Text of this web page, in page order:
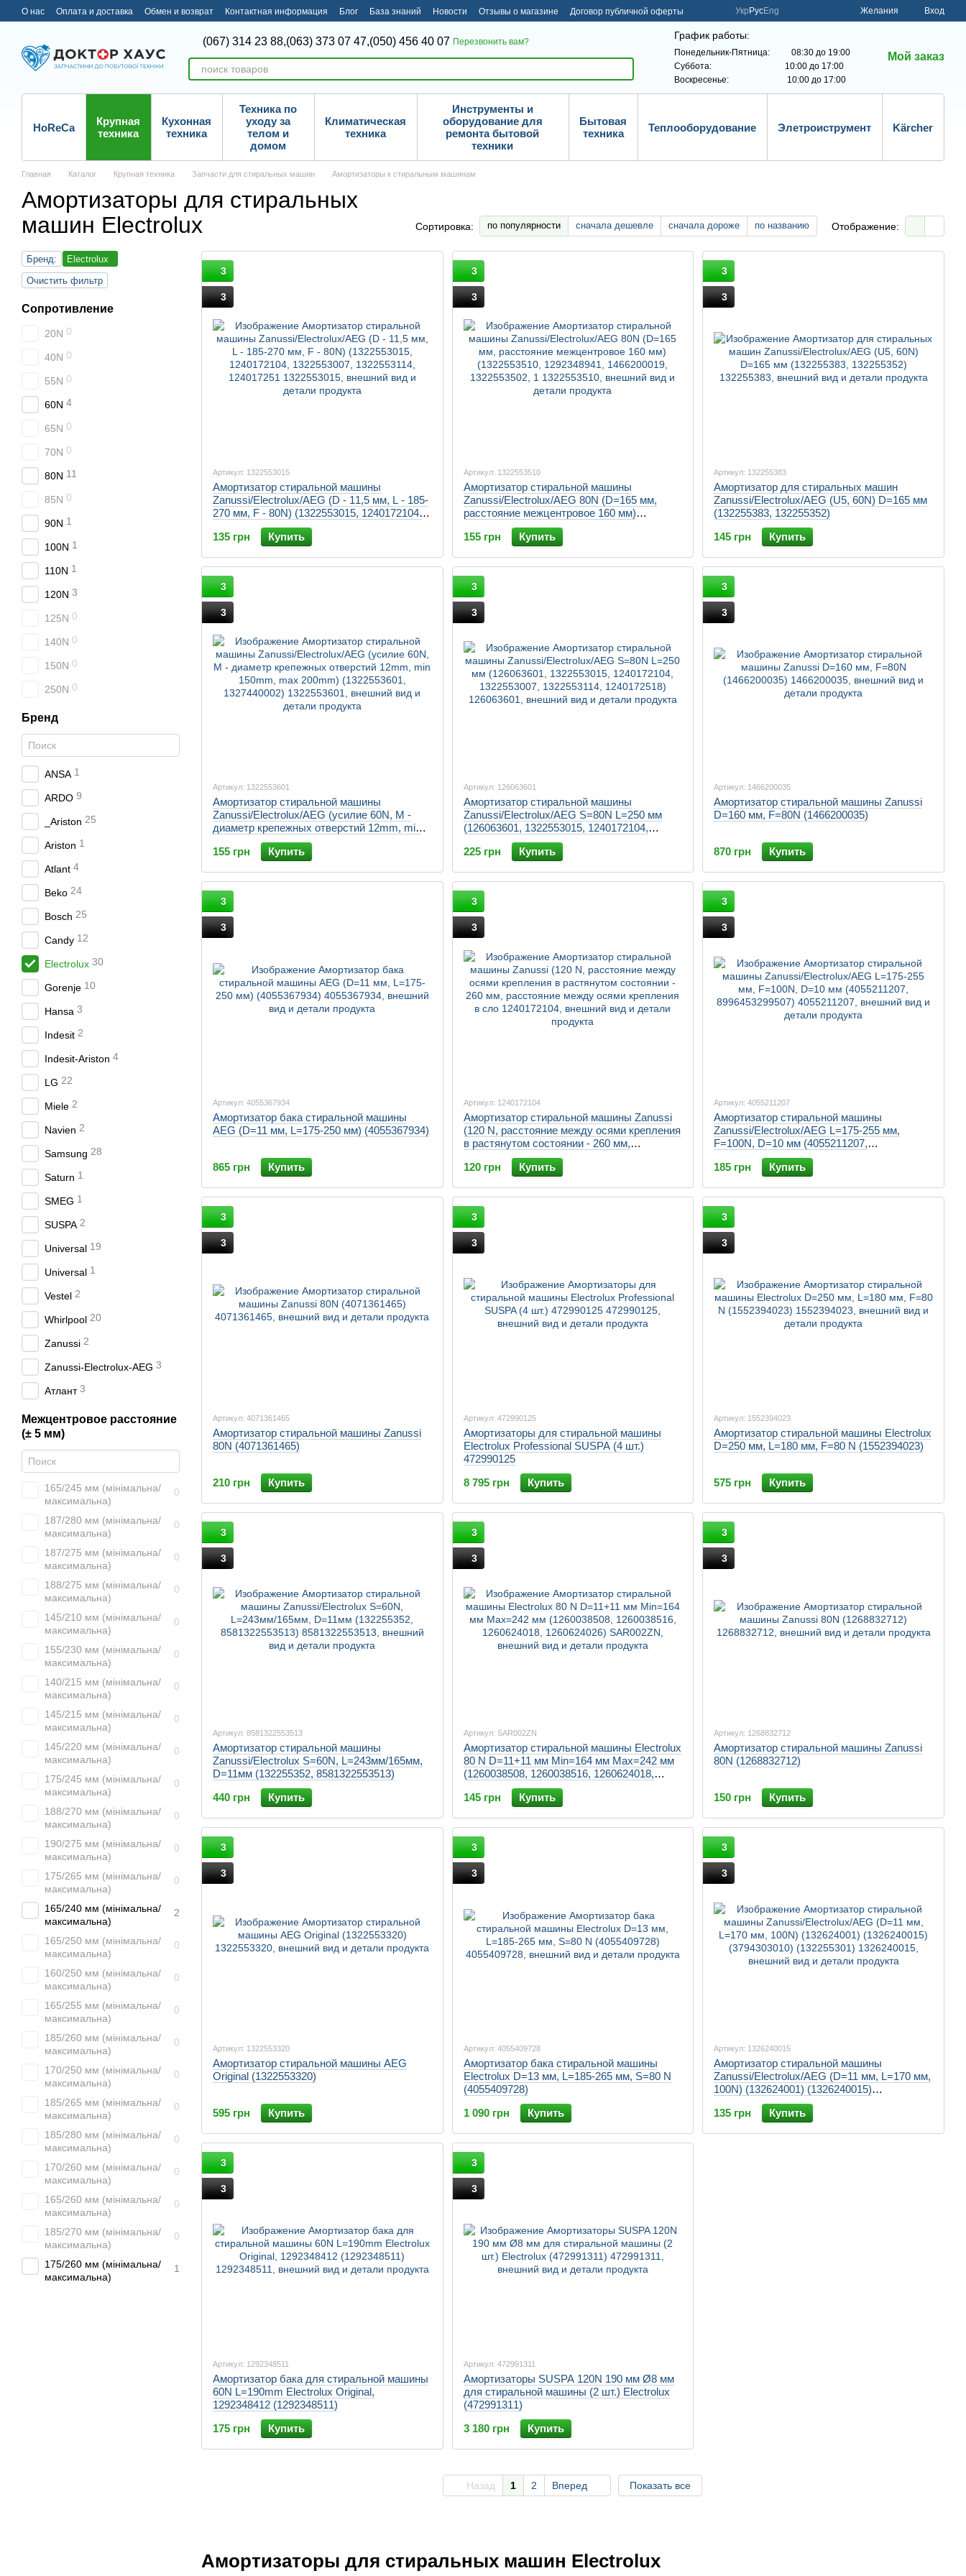
Перейти к основному контенту
О нас Оплата и доставка Обмен и возврат Контактная информация Блог База знаний Новости Отзывы о магазине Договор публичной оферты Укр РусEng Желания Вход
(067) 314 23 88,(063) 373 07 47,(050) 456 40 07 Перезвонить вам?
График работы:
Понедельник-Пятница: 08:30 до 19:00
Суббота: 10:00 до 17:00
Воскресенье: 10:00 до 17:00
Мой заказ
HoReCa
Крупная
техника
Кухонная
техника
Техника по
уходу за
телом и
домом
Климатическая
техника
Инструменты и
оборудование для
ремонта бытовой
техники
Бытовая
техника
Теплооборудование Элетроиструмент Kärcher
Главная Каталог Крупная техника Запчасти для стиральных машин Амортизаторы к стиральным машинам
Амортизаторы для стиральных
машин Electrolux
Сортировка: по популярности сначала дешевле сначала дороже по названию Отображение:
Амортизаторы для стиральных машин Electrolux
3
3
Артикул: 1322553015
Амортизатор стиральной машины
Zanussi/Electrolux/AEG (D - 11,5 мм, L - 185-
270 мм, F - 80N) (1322553015, 1240172104,
1322553007, 1322553114, 124017251
135 грн
Купить
3
3
Артикул: 1322553510
Амортизатор стиральной машины
Zanussi/Electrolux/AEG 80N (D=165 мм,
расстояние межцентровое 160 мм)
(1322553510, 1292348941, 1466200019,
1322553502, 1
155 грн Купить
3
3
Артикул: 132255383
Амортизатор для стиральных машин
Zanussi/Electrolux/AEG (U5, 60N) D=165 мм
(132255383, 132255352)
145 грн
Купить
3
3
Артикул: 1322553601
Амортизатор стиральной машины
Zanussi/Electrolux/AEG (усилие 60N, M -
диаметр крепежных отверстий 12mm, min
150mm, max 200mm) (1322553601,
1327440002)
155 грн Купить
3
3
Артикул: 126063601
Амортизатор стиральной машины
Zanussi/Electrolux/AEG S=80N L=250 мм
(126063601, 1322553015, 1240172104,
1322553007, 1322553114, 1240172518)
225 грн
Купить
3
3
Артикул: 1466200035
Амортизатор стиральной машины Zanussi
D=160 мм, F=80N (1466200035)
870 грн Купить
3
3
Артикул: 4055367934
Амортизатор бака стиральной машины
AEG (D=11 мм, L=175-250 мм) (4055367934)
865 грн Купить
3
3
Артикул: 1240172104
Амортизатор стиральной машины Zanussi
(120 N, расстояние между осями крепления
в растянутом состоянии - 260 мм,
расстояние между осями крепления в сло
120 грн
Купить
3
3
Артикул: 4055211207
Амортизатор стиральной машины
Zanussi/Electrolux/AEG L=175-255 мм,
F=100N, D=10 мм (4055211207,
8996453299507)
185 грн
Купить
3
3
Артикул: 4071361465
Амортизатор стиральной машины Zanussi
80N (4071361465)
210 грн Купить
3
3
Артикул: 472990125
Амортизаторы для стиральной машины
Electrolux Professional SUSPA (4 шт.)
472990125
8 795 грн
Купить
3
3
Артикул: 1552394023
Амортизатор стиральной машины Electrolux
D=250 мм, L=180 мм, F=80 N (1552394023)
575 грн Купить
3
3
Артикул: 8581322553513
Амортизатор стиральной машины
Zanussi/Electrolux S=60N, L=243мм/165мм,
D=11мм (132255352, 8581322553513)
440 грн
Купить
3
3
Артикул: SAR002ZN
Амортизатор стиральной машины Electrolux
80 N D=11+11 мм Min=164 мм Max=242 мм
(1260038508, 1260038516, 1260624018,
1260624026)
145 грн
Купить
3
3
Артикул: 1268832712
Амортизатор стиральной машины Zanussi
80N (1268832712)
150 грн Купить
3
3
Артикул: 1322553320
Амортизатор стиральной машины AEG
Original (1322553320)
595 грн Купить
3
3
Артикул: 4055409728
Амортизатор бака стиральной машины
Electrolux D=13 мм, L=185-265 мм, S=80 N
(4055409728)
1 090 грн
Купить
3
3
Артикул: 1326240015
Амортизатор стиральной машины
Zanussi/Electrolux/AEG (D=11 мм, L=170 мм,
100N) (132624001) (1326240015)
(3794303010) (132255301)
135 грн
Купить
3
3
Артикул: 1292348511
Амортизатор бака для стиральной машины
60N L=190mm Electrolux Original,
1292348412 (1292348511)
175 грн
Купить
3
3
Артикул: 472991311
Амортизаторы SUSPA 120N 190 мм Ø8 мм
для стиральной машины (2 шт.) Electrolux
(472991311)
3 180 грн
Купить
Назад 1 2 Вперед Показать все
Бренд:
Electrolux
Очистить фильтр
Сопротивление
20N 0
40N 0
55N 0
60N 4
65N 0
70N 0
80N 11
85N 0
90N 1
100N 1
110N 1
120N 3
125N 0
140N 0
150N 0
250N 0
Бренд
ANSA 1
ARDO 9
_Ariston 25
Ariston 1
Atlant 4
Beko 24
Bosch 25
Candy 12
Electrolux 30
Gorenje 10
Hansa 3
Indesit 2
Indesit-Ariston 4
LG 22
Miele 2
Navien 2
Samsung 28
Saturn 1
SMEG 1
SUSPA 2
Universal 19
Universal 1
Vestel 2
Whirlpool 20
Zanussi 2
Zanussi-Electrolux-AEG 3
Атлант 3
Межцентровое расстояние
(± 5 мм)
165/245 мм (мінімальна/
максимальна)
0
187/280 мм (мінімальна/
максимальна)
0
187/275 мм (мінімальна/
максимальна)
0
188/275 мм (мінімальна/
максимальна)
0
145/210 мм (мінімальна/
максимальна)
0
155/230 мм (мінімальна/
максимальна)
0
140/215 мм (мінімальна/
максимальна)
0
145/215 мм (мінімальна/
максимальна)
0
145/220 мм (мінімальна/
максимальна)
0
175/245 мм (мінімальна/
максимальна)
0
188/270 мм (мінімальна/
максимальна)
0
190/275 мм (мінімальна/
максимальна)
0
175/265 мм (мінімальна/
максимальна)
0
165/240 мм (мінімальна/
максимальна)
2
165/250 мм (мінімальна/
максимальна)
0
160/250 мм (мінімальна/
максимальна)
0
165/255 мм (мінімальна/
максимальна)
0
185/260 мм (мінімальна/
максимальна)
0
170/250 мм (мінімальна/
максимальна)
0
185/265 мм (мінімальна/
максимальна)
0
185/280 мм (мінімальна/
максимальна)
0
170/260 мм (мінімальна/
максимальна)
0
165/260 мм (мінімальна/
максимальна)
0
185/270 мм (мінімальна/
максимальна)
0
175/260 мм (мінімальна/
максимальна)
1